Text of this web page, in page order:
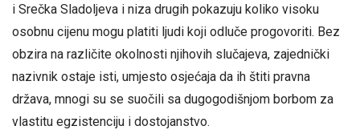
i Srečka Sladoljeva i niza drugih pokazuju koliko visoku
osobnu cijenu mogu platiti ljudi koji odluče progovoriti. Bez
obzira na različite okolnosti njihovih slučajeva, zajednički
nazivnik ostaje isti, umjesto osjećaja da ih štiti pravna
država, mnogi su se suočili sa dugogodišnjom borbom za
vlastitu egzistenciju i dostojanstvo.